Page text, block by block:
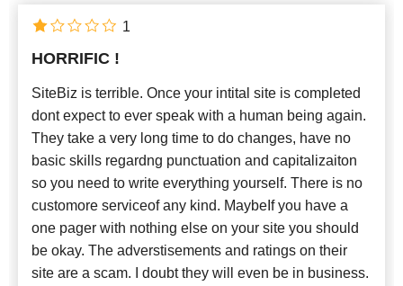
HORRIFIC !
SiteBiz is terrible. Once your intital site is completed
dont expect to ever speak with a human being again.
They take a very long time to do changes, have no
basic skills regardng punctuation and capitalizaiton
so you need to write everything yourself. There is no
customore serviceof any kind. MaybeIf you have a
one pager with nothing else on your site you should
be okay. The adverstisements and ratings on their
site are a scam. I doubt they will even be in business.
1